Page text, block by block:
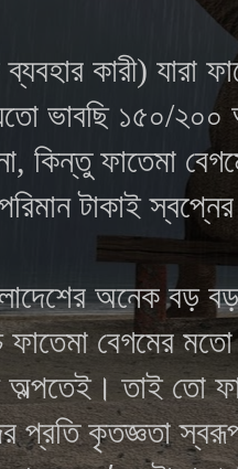
কারী) যারা
ভাবছি ১৫০/
কিন্তুফাতেমা
টাকাই
অনেক বড় বড়
ফাতেমা বেগমের
অল্পতেই। তাই তো
প্রতি কৃতজ্ঞতা